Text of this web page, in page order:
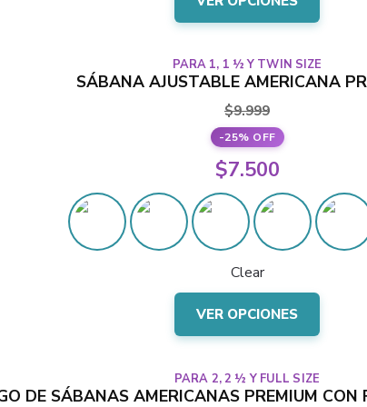
elegir
en
la
página
producto
PARA 1, 1 ½ Y TWIN SIZE
SÁBANA AJUSTABLE AMERICANA
$9.999
-25% OFF
El
precio
original
era:
$9.999.
$7.500
El
precio
actual
es:
$7.500.
Clear
VER OPCIONES
Este
PARA 2, 2 ½ Y FULL SIZE
DE SÁBANAS AMERICANAS PREMIUM